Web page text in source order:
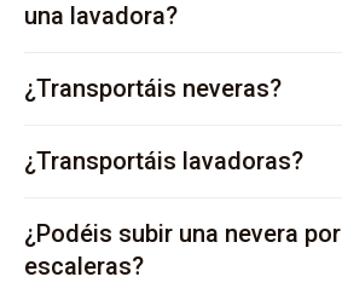
una lavadora?
¿Transportáis neveras?
¿Transportáis lavadoras?
¿Podéis subir una nevera por
escaleras?